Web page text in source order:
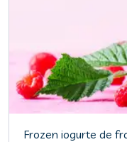
Frozen iogurte de